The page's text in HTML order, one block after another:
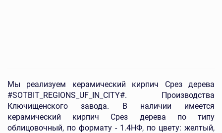
Мы реализуем керамический кирпич Срез дерева
#SOTBIT_REGIONS_UF_IN_CITY#. Производства
Ключищенского завода. В наличии имеется
керамический кирпич Срез дерева по типу
облицовочный, по формату - 1.4НФ, по цвету: желтый,